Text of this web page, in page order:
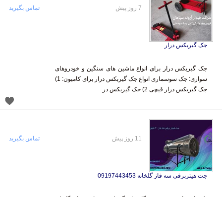
جک گیربکس درار
جک گیربکس درار برای انواع ماشین های سنگین و خودروهای
سواری: جک سوسماری انواع جک گیربکس درار برای کامیون: 1)
جک گیربکس درار قیچی 2) جک گیربکس در
تماس بگیرید
جت هیتربرقی سه فاز گلخانه 09197443453
11 روز پیش تماس بگیرید